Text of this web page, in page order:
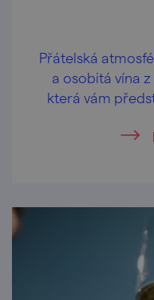
Přátelská
a osobitá vína
která vám